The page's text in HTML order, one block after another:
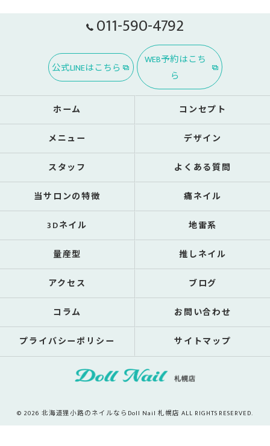
011-590-4792
公式LINEはこちら
WEB予約はこち
ら
ホーム コンセプト
メニュー デザイン
スタッフ よくある質問
当サロンの特徴 痛ネイル
3Dネイル 地雷系
量産型 推しネイル
アクセス ブログ
コラム お問い合わせ
プライバシーポリシー サイトマップ
© 2026 北海道狸小路のネイルならDoll Nail 札幌店 ALL RIGHTS RESERVED.